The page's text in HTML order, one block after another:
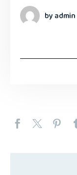
by admin